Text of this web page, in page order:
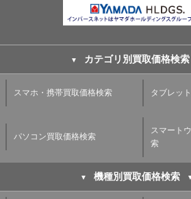
カテゴリ別買取価格検索
スマホ・携帯買取価格検索 タブレッ
パソコン買取価格検索
スマート
索
機種別買取価格検索